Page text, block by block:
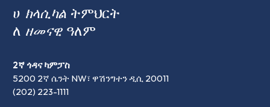
ሀ ክላሲካል ትምህርት
ለ ዘመናዊዓለም
2ኛ ጎዳና ካምፓስ
5200 2ኛ ሴንት NW፣ ዋሽንግተን ዲሲ 20011
(202) 223-1111